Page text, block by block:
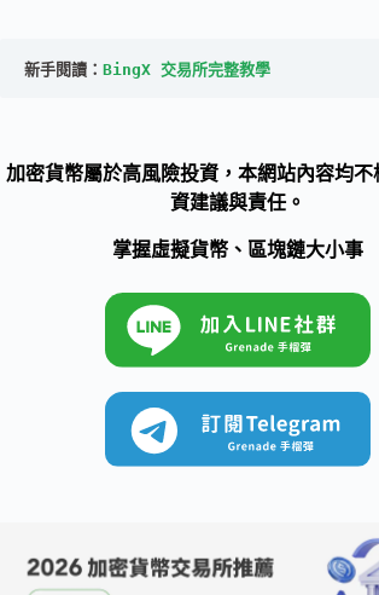
新手閱讀： BingX 交易所完整教學
加密貨幣屬於高風險投資，本網站內容均不
資建議與責任。
掌握虛擬貨幣、區塊鏈大小事